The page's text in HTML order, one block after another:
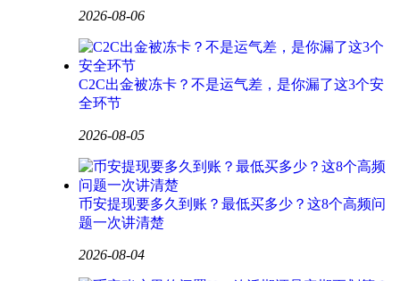
2026-08-06
C2C出金被冻卡？不是运气差，是你漏了这3个安
全环节
2026-08-05
币安提现要多久到账？最低买多少？这8个高频问
题一次讲清楚
2026-08-04